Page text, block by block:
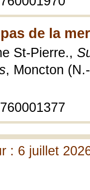
de la
St-Pierre.,
, Moncton
: 6 juillet